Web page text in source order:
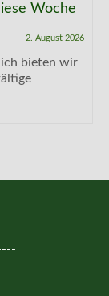
Woche
2. August 2026
bieten wir